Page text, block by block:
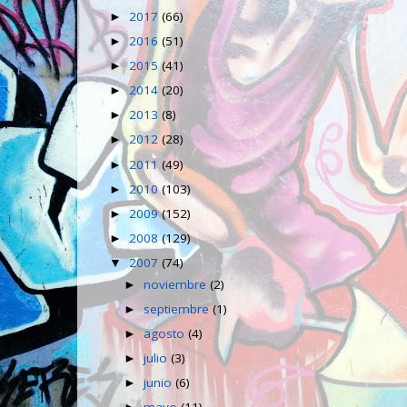
► 2017 (66)
► 2016 (51)
►2015(41)
►2014 (20)
► 2013 (8)
►2012(28)
►2011 (49)
► 2010(103)
►2009(152)
►2008(129)
▼2007 (74)
►noviembre(2)
►septiembre(1)
►agosto(4)
►julio(3)
►junio(6)